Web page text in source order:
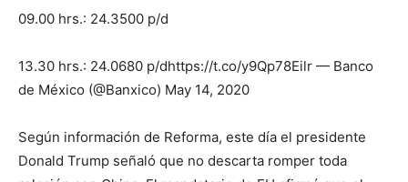
09.00 hrs.: 24.3500 p/d
13.30 hrs.: 24.0680 p/dhttps://t.co/y9Qp78Eilr — Banco
de México (@Banxico) May 14, 2020
Según información de Reforma, este día el presidente
Donald Trump señaló que no descarta romper toda